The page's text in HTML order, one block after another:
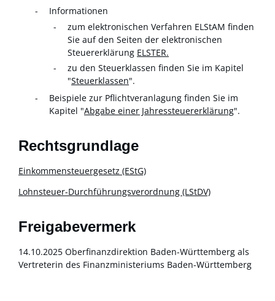
Informationen
zum elektronischen Verfahren ELStAM finden
Sie auf den Seiten der elektronischen
Steuererklärung ELSTER.
zu den Steuerklassen finden Sie im Kapitel
"Steuerklassen".
Beispiele zur Pflichtveranlagung finden Sie im
Kapitel "Abgabe einer Jahressteuererklärung".
Rechtsgrundlage
Einkommensteuergesetz (EStG)
Lohnsteuer-Durchführungsverordnung (LStDV)
Freigabevermerk
14.10.2025 Oberfinanzdirektion Baden-Württemberg als
Vertreterin des Finanzministeriums Baden-Württemberg